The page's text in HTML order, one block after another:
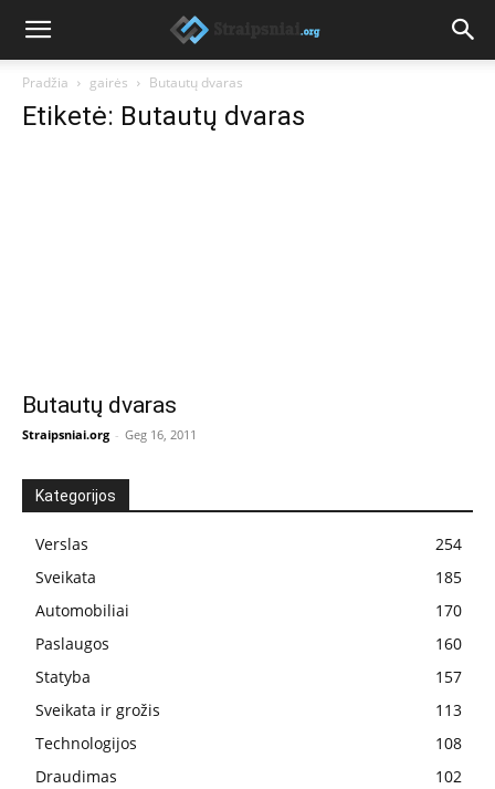
Pradžia gairės Butautų dvaras
Etiketė: Butautų dvaras
Butautų dvaras
Straipsniai.org - Geg 16, 2011
Kategorijos
Verslas
254
Sveikata
185
Automobiliai
170
Paslaugos
160
Statyba
157
Sveikata ir grožis
113
Technologijos
108
Draudimas
102